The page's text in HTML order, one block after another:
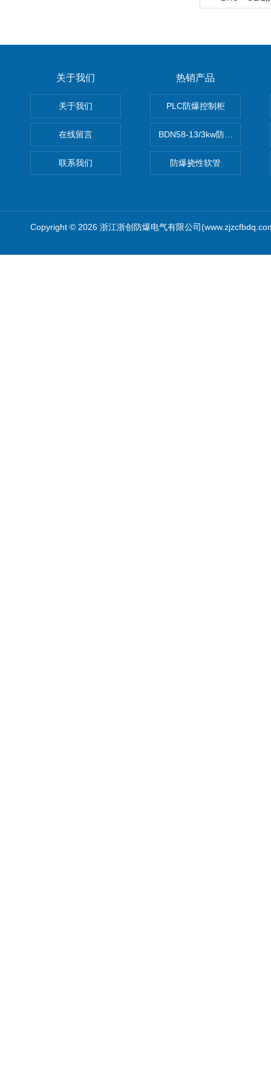
关于我们
关于我们
在线留言
联系我们
热销产品
PLC防爆控制柜
BDN58-13/3kw防爆电热油汀
防爆挠性软管
Copyright © 2026 浙江浙创防爆电气有限公司